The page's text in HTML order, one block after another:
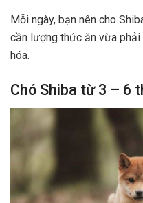
Mỗi ngày, bạn nên cho
cần lượng thức ăn vừa
hóa.
Chó Shiba từ 3 – 6